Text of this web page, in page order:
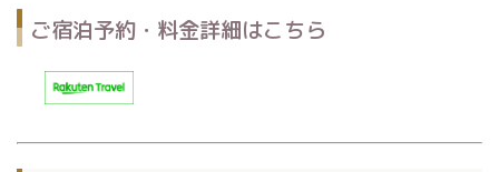
ご宿泊予約・料金詳細はこちら